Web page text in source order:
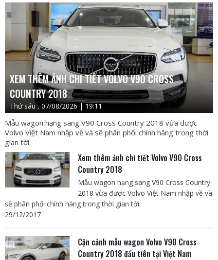
XEM THÊM ẢNH CHI TIẾT VOLVO V90 CROSS
COUNTRY 2018
Thứ sáu , 07/08/2026 | 19:11
Mẫu wagon hạng sang V90 Cross Country 2018 vừa được
Volvo Việt Nam nhập về và sẽ phân phối chính hãng trong thời
gian tới.
Xem thêm ảnh chi tiết Volvo V90 Cross
Country 2018
Mẫu wagon hạng sang V90 Cross Country
2018 vừa được Volvo Việt Nam nhập về và
sẽ phân phối chính hãng trong thời gian tới.
29/12/2017
Cận cảnh mẫu wagon Volvo V90 Cross
Country 2018 đầu tiên tại Việt Nam